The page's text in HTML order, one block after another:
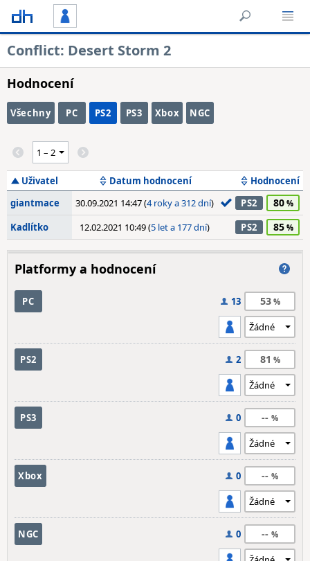
Conflict: Desert Storm 2
Hodnocení
Všechny PC PS2 PS3 Xbox NGC
Uživatel Datum hodnocení
Hodnocení
giantmace
30.09.2021 14:47 (4 roky a 312 dní) PS2 80
Kadlítko 12.02.2021 10:49 (5 let a 177 dní) PS2 85
Platformy a hodnocení
PC 13 53
PS2 2 81
PS3 0 --
Xbox 0 --
NGC 0 --